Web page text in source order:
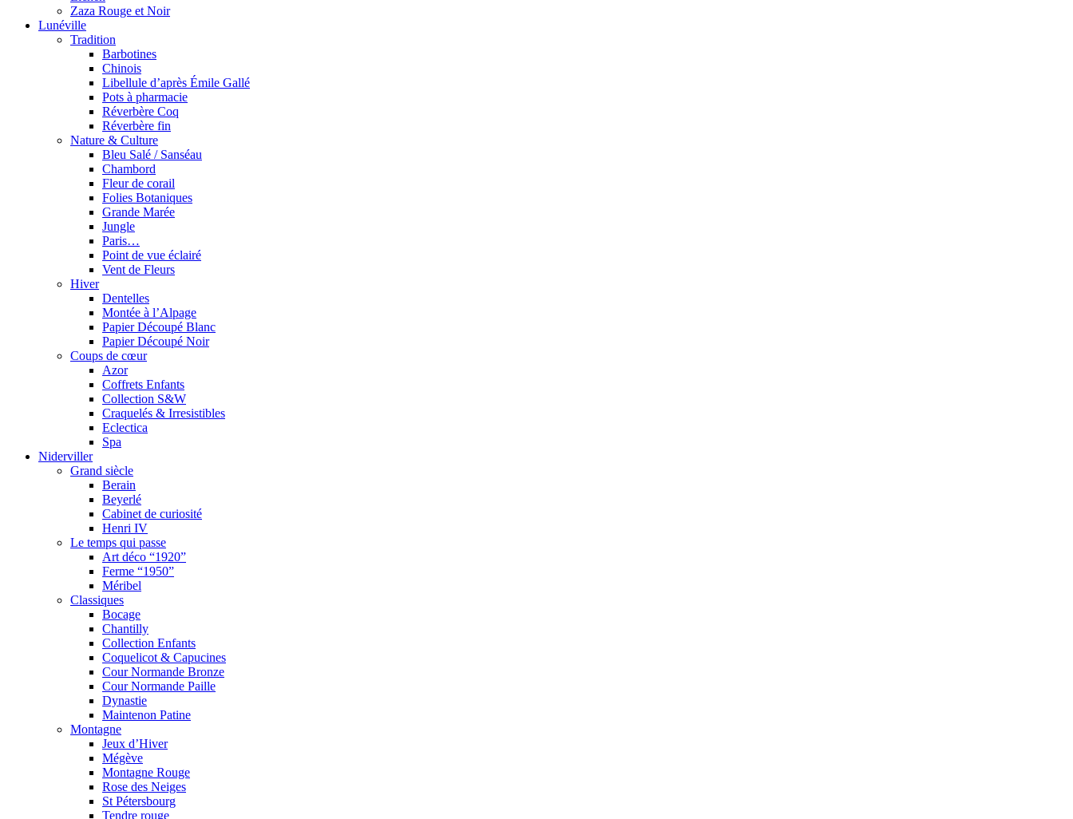
Zaza Rouge et Noir
Lunéville
Tradition
Barbotines
Chinois
Libellule d’après Émile Gallé
Pots à pharmacie
Réverbère Coq
Réverbère fin
Nature & Culture
Bleu Salé / Sanséau
Chambord
Fleur de corail
Folies Botaniques
Grande Marée
Jungle
Paris…
Point de vue éclairé
Vent de Fleurs
Hiver
Dentelles
Montée à l’Alpage
Papier Découpé Blanc
Papier Découpé Noir
Coups de cœur
Azor
Coffrets Enfants
Collection S&W
Craquelés & Irresistibles
Eclectica
Spa
Niderviller
Grand siècle
Berain
Beyerlé
Cabinet de curiosité
Henri IV
Le temps qui passe
Art déco “1920”
Ferme “1950”
Méribel
Classiques
Bocage
Chantilly
Collection Enfants
Coquelicot & Capucines
Cour Normande Bronze
Cour Normande Paille
Dynastie
Maintenon Patine
Montagne
Jeux d’Hiver
Mégève
Montagne Rouge
Rose des Neiges
St Pétersbourg
Tendre rouge